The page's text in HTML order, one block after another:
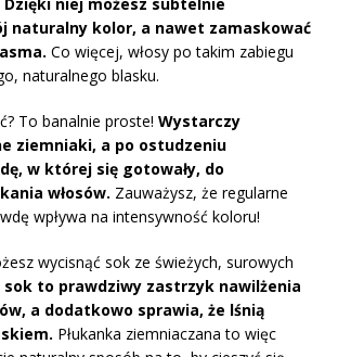
naturalny kolor, a nawet zamaskować
Co więcej, włosy po takim zabiegu
naturalnego blasku.
To banalnie proste! Wystarczy
ziemniaki, a po ostudzeniu
w której się gotowały, do
włosów. Zauważysz, że regularne
wpływa na intensywność koloru!
wycisnąć sok ze świeżych, surowych
sok to prawdziwy zastrzyk nawilżenia
a dodatkowo sprawia, że lśnią
Płukanka ziemniaczana to więc